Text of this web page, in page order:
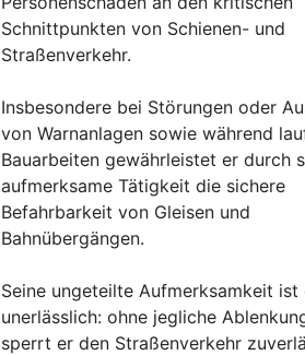
Schnittpunkten von Schienen- und
Straßenverkehr.
Insbesondere bei Störungen oder
von Warnanlagen sowie während
Bauarbeiten gewährleistet er durch
aufmerksame Tätigkeit die sichere
Befahrbarkeit von Gleisen und
Bahnübergängen.
Seine ungeteilte Aufmerksamkeit ist
unerlässlich: ohne jegliche
sperrt er den Straßenverkehr